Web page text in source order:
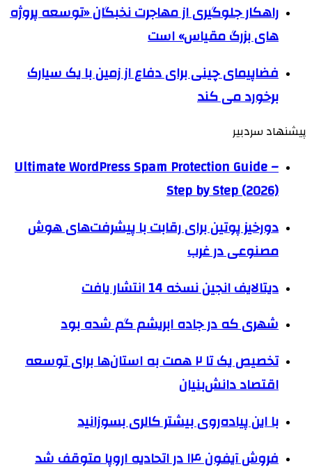
راهکار جلوگیری از مهاجرت نخبگان «توسعه پروژه
های بزرگ مقیاس» است
فضاپیمای چینی برای دفاع از زمین با یک سیارک
برخورد می کند
پیشنهاد سردبیر
Ultimate WordPress Spam Protection Guide –
Step by Step (2026)
دورخیز پوتین برای رقابت با پیشرفت‌های هوش
مصنوعی در غرب
دیتالایف انجین نسخه 14 انتشار یافت
شهری که در جاده ابریشم گم شده بود
تخصیص یک تا ۲ همت به استان‌ها برای توسعه
اقتصاد دانش‌بنیان
با این پیاده‌روی بیشتر کالری بسوزانید
فروش آیفون ۱۴ در اتحادیه اروپا متوقف شد